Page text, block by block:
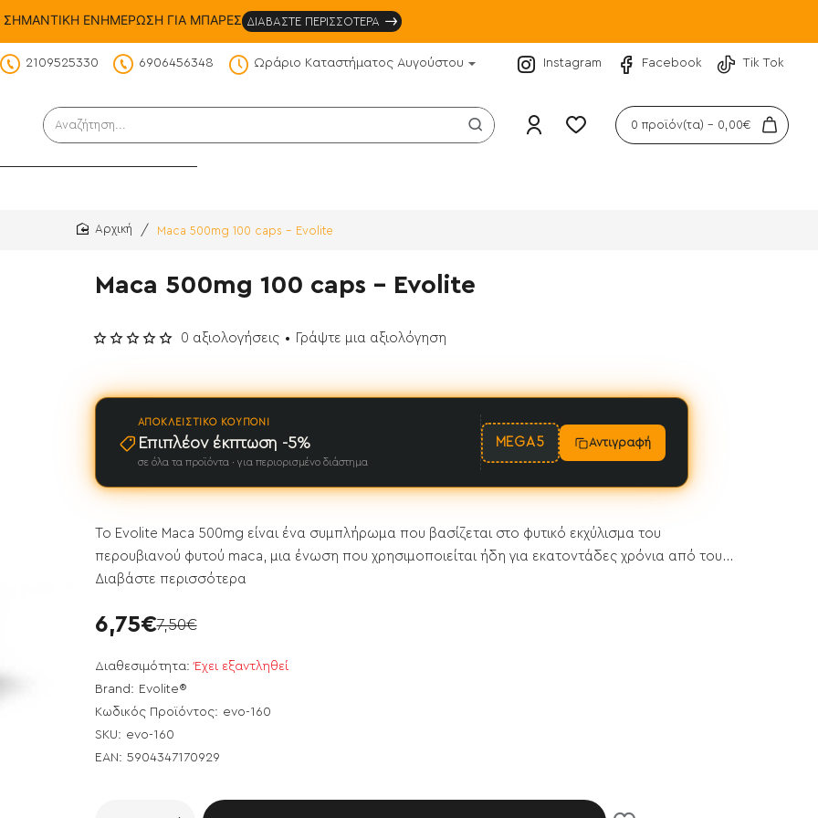
ΣΗΜΑΝΤΙΚΗ ΕΝΗΜΕΡΩΣΗ ΓΙΑ ΜΠΑΡΕΣ ΔΙΑΒΑΣΤΕ ΠΕΡΙΣΣΟΤΕΡΑ
2109525330 6906456348 Ωράριο Καταστήματος Αυγούστου Instagram Facebook Tik Tok
Αναζήτηση... 0 προϊόν(τα) - 0,00€
Maca 500mg 100 caps - Evolite
Maca 500mg 100 caps - Evolite
ΑΠΟΚΛΕΙΣΤΙΚΌ ΚΟΥΠΌΝΙ
Επιπλέον έκπτωση -5%
σε όλα τα προϊόντα · για περιορισμένο διάστημα
MEGA5 Αντιγραφή
Το Evolite Maca 500mg είναι ένα συμπλήρωμα που βασίζεται στο φυτικό εκχύλισμα του
περουβιανού φυτού maca, μια ένωση που χρησιμοποιείται ήδη για εκατοντάδες χρόνια από του...
Διαβάστε περισσότερα
Διαθεσιμότητα: Έχει εξαντληθεί
Brand: Evolite®
Κωδικός Προϊόντος: evo-160
SKU: evo-160
EAN: 5904347170929
0 αξιολογήσεις • Γράψτε μια αξιολόγηση
6,75€7,50€